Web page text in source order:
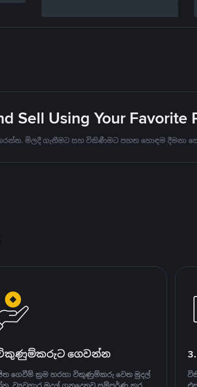
Sell Using Your Favorite
කරන්න. මිලදී ගැනීමට සහ විකිණීමට පහත හොඳම දීමනා
ගෙවන්න
ගෙවීම් ක්‍රම හරහා විකුණුම්කරු වෙත මුදල්